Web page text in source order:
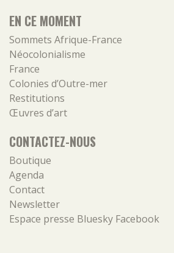
EN CE MOMENT
Sommets Afrique-France
Néocolonialisme
France
Colonies d’Outre-mer
Restitutions
Œuvres d’art
CONTACTEZ-NOUS
Boutique
Agenda
Contact
Newsletter
Espace presse Bluesky Facebook